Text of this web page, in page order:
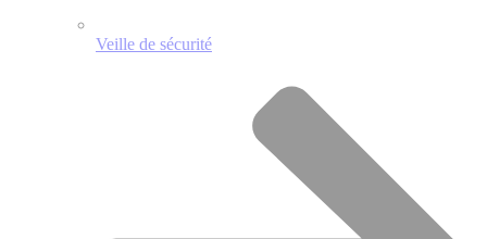
Veille de sécurité